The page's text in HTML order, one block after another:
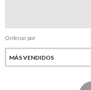
Ordenar por